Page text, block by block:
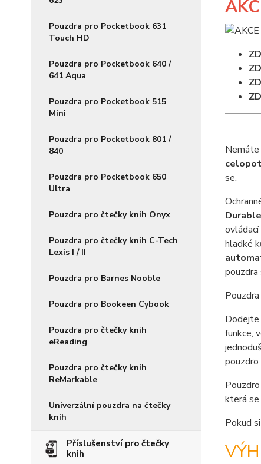
Pouzdra pro Pocketbook 631
Touch HD
Pouzdra pro Pocketbook 640 /
641 Aqua
Pouzdra pro Pocketbook 515
Mini
Pouzdra pro Pocketbook 801 /
840
Pouzdra pro Pocketbook 650
Ultra
Pouzdra pro čtečky knih Onyx
Pouzdra pro čtečky knih C-Tech
Lexis I / II
Pouzdra pro Barnes Nooble
Pouzdra pro Bookeen Cybook
Pouzdra pro čtečky knih
eReading
Pouzdra pro čtečky knih
ReMarkable
Univerzální pouzdra na čtečky
knih
Příslušenství pro čtečky
knih
Nemáte
se.
hladké
pouzdra
Dodejte
funkce,
která se
Pokud